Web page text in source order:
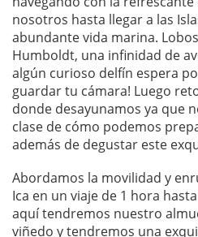
nosotros hasta llegar a las
abundante vida marina.
Humboldt, una infinidad de
algún curioso delfín espera
guardar tu cámara! Luego
donde desayunamos ya que
clase de cómo podemos
además de degustar este
Abordamos la movilidad y
Ica en un viaje de 1 hora
aquí tendremos nuestro
viñedo y tendremos una